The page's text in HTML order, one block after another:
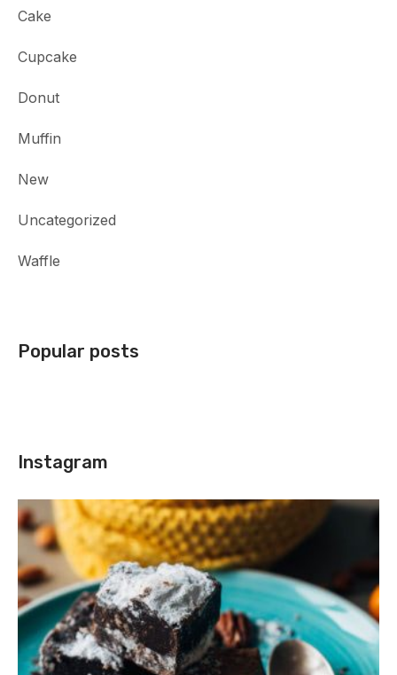
Cake
Cupcake
Donut
Muffin
New
Uncategorized
Waffle
Popular posts
Instagram